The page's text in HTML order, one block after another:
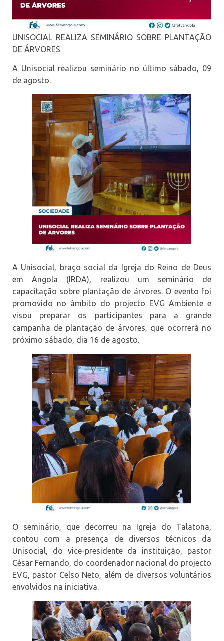
UNISOCIAL REALIZA SEMINÁRIO SOBRE PLANTAÇÃO
DE ÁRVORES
A Unisocial realizou seminário no último sábado, 09
de agosto.
A Unisocial, braço social da Igreja do Reino de Deus
em Angola (IRDA), realizou um seminário de
capacitação sobre plantação de árvores. O evento foi
promovido no âmbito do projecto EVG Ambiente e
visou preparar os participantes para a grande
campanha de plantação de árvores, que ocorrerá no
próximo sábado, dia 16 de agosto.
O seminário, que decorreu na Igreja do Talatona,
contou com a presença de diversos técnicos da
Unisocial, do vice-presidente da instituição, pastor
César Fernando, do coordenador nacional do projecto
EVG, pastor Celso Neto, além de diversos voluntários
envolvidos na iniciativa.